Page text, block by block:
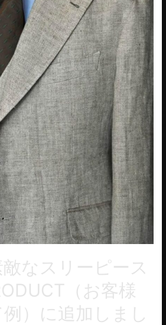
なスリーピース
（お客様
）に追加しまし